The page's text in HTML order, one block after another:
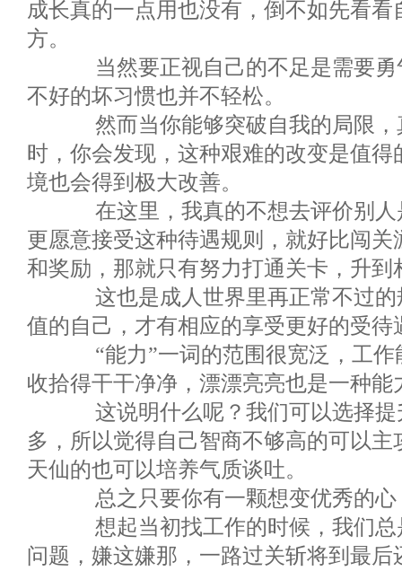
成长真的一点用也没有，倒不如先看
方。
当然要正视自己的不足是需要勇
不好的坏习惯也并不轻松。
然而当你能够突破自我的局限，
时，你会发现，这种艰难的改变是值
境也会得到极大改善。
在这里，我真的不想去评价别人
更愿意接受这种待遇规则，就好比闯关
和奖励，那就只有努力打通关卡，升到
这也是成人世界里再正常不过的
值的自己，才有相应的享受更好的受待
“能力”一词的范围很宽泛，工作
收拾得干干净净，漂漂亮亮也是一种能
这说明什么呢？我们可以选择提
多，所以觉得自己智商不够高的可以
天仙的也可以培养气质谈吐。
总之只要你有一颗想变优秀的心
想起当初找工作的时候，我们总
问题，嫌这嫌那，一路过关斩将到最